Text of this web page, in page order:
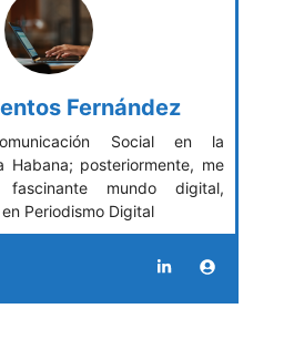
Fernández
Social en la
Habana; posteriormente, me
mundo digital,
Periodismo Digital